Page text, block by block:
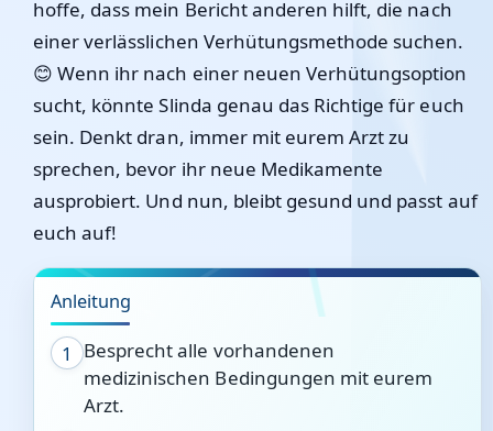
hoffe, dass mein Bericht anderen hilft, die nach
einer verlässlichen Verhütungsmethode suchen.
😊 Wenn ihr nach einer neuen Verhütungsoption
sucht, könnte Slinda genau das Richtige für euch
sein. Denkt dran, immer mit eurem Arzt zu
sprechen, bevor ihr neue Medikamente
ausprobiert. Und nun, bleibt gesund und passt auf
euch auf!
Anleitung
1
Besprecht alle vorhandenen
medizinischen Bedingungen mit eurem
Arzt.